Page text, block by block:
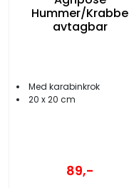
Hummer/Krabbe
avtagbar
Med karabinkrok
20 x 20 cm
89,-